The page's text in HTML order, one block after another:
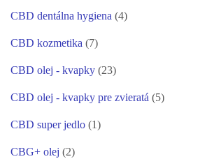
CBD dentálna hygiena (4)
CBD kozmetika (7)
CBD olej - kvapky (23)
CBD olej - kvapky pre zvieratá (5)
CBD super jedlo (1)
CBG+ olej (2)